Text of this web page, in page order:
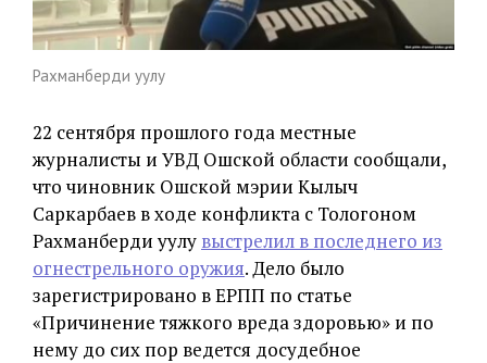
Рахманберди уулу
22 сентября прошлого года местные
журналисты и УВД Ошской области сообщали,
что чиновник Ошской мэрии Кылыч
Саркарбаев в ходе конфликта с Тологоном
Рахманберди уулу выстрелил в последнего из
огнестрельного оружия. Дело было
зарегистрировано в ЕРПП по статье
«Причинение тяжкого вреда здоровью» и по
нему до сих пор ведется досудебное